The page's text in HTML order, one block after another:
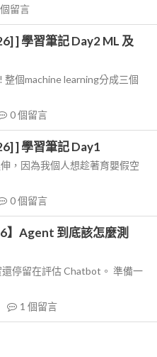
個留言
] 學習筆記 Day2 ML 及
個machine learning分成三個
0個留言
] 學習筆記 Day1
，因為我個人想趁著育嬰假空
0個留言
】Agent 到底該怎麼測
停留在評估 Chatbot。 準備一
1 個留言